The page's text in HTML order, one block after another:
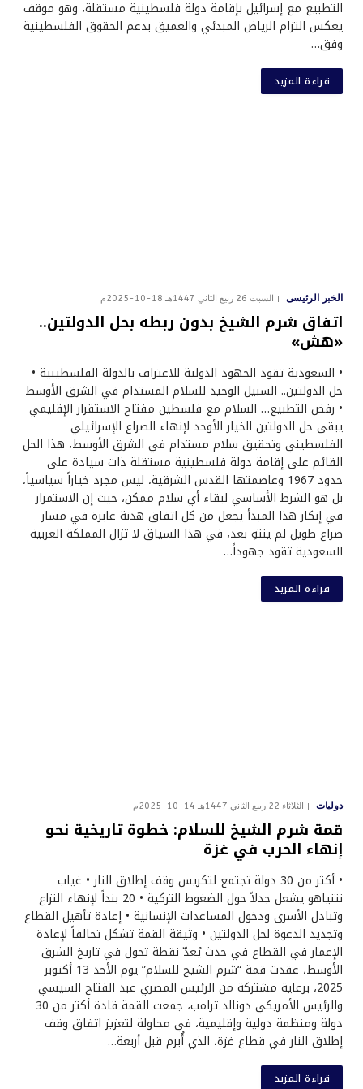
التطبيع مع إسرائيل بإقامة دولة فلسطينية مستقلة، وهو موقف
يعكس التزام الرياض المبدئي والعميق بدعم الحقوق الفلسطينية
وفق…
قراءة المزيد
الخبر الرئيسى السبت 26 ربيع الثاني 1447هـ 18-10-2025م
اتفاق شرم الشيخ بدون ربطه بحل الدولتين..
«هش»
• السعودية تقود الجهود الدولية للاعتراف بالدولة الفلسطينية •
حل الدولتين.. السبيل الوحيد للسلام المستدام في الشرق الأوسط
• رفض التطبيع… السلام مع فلسطين مفتاح الاستقرار الإقليمي
يبقى حل الدولتين الخيار الأوحد لإنهاء الصراع الإسرائيلي
الفلسطيني وتحقيق سلام مستدام في الشرق الأوسط، هذا الحل
القائم على إقامة دولة فلسطينية مستقلة ذات سيادة على
حدود 1967 وعاصمتها القدس الشرقية، ليس مجرد خياراً سياسياً،
بل هو الشرط الأساسي لبقاء أي سلام ممكن، حيث إن الاستمرار
في إنكار هذا المبدأ يجعل من كل اتفاق هدنة عابرة في مسار
صراع طويل لم ينتهِ بعد، في هذا السياق لا تزال المملكة العربية
السعودية تقود جهوداً…
قراءة المزيد
دوليات الثلاثاء 22 ربيع الثاني 1447هـ 14-10-2025م
قمة شرم الشيخ للسلام: خطوة تاريخية نحو
إنهاء الحرب في غزة
• أكثر من 30 دولة تجتمع لتكريس وقف إطلاق النار • غياب
نتنياهو يشعل جدلاً حول الضغوط التركية • 20 بنداً لإنهاء النزاع
وتبادل الأسرى ودخول المساعدات الإنسانية • إعادة تأهيل القطاع
وتجديد الدعوة لحل الدولتين • وثيقة القمة تشكل تحالفاً لإعادة
الإعمار في القطاع في حدث يُعدّ نقطة تحول في تاريخ الشرق
الأوسط، عقدت قمة “شرم الشيخ للسلام” يوم الأحد 13 أكتوبر
2025، برعاية مشتركة من الرئيس المصري عبد الفتاح السيسي
والرئيس الأمريكي دونالد ترامب، جمعت القمة قادة أكثر من 30
دولة ومنظمة دولية وإقليمية، في محاولة لتعزيز اتفاق وقف
إطلاق النار في قطاع غزة، الذي أُبرم قبل أربعة…
قراءة المزيد